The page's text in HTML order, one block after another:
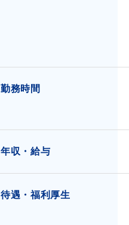
勤務時間
年収・給与
待遇・福利厚生